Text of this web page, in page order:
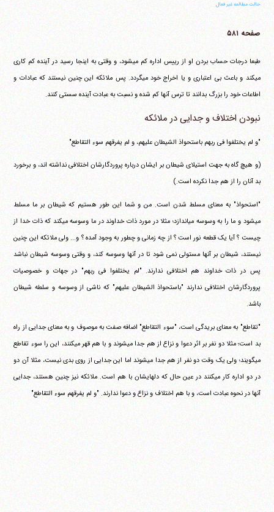
حالت مطالعه غیر فعال
صفحه ۵۸۱
طبعا درجات حساب بردن او از رییس اداره کم می‎شود، و وقتی به اینجا رسید در آینده کم کاری
می‎کند و باعث بی اعتباری و یا اخراج خود می‎گردد. پس ملائکه این چنین نیستند که عبادات و
اطاعات خود را بزرگ بدانند تا ترس آنها کم شده و نسبت به عبادت آینده سستی کنند.
نبودن اختلاف و جدایی در ملائکه
"و لم یختلفوا فی ربهم باستحواذ الشیطان علیهم، و لم یفرقهم سوء التقاطع"
(و هیچ گاه به جهت استیلای شیطان بر ایشان درباره پروردگارشان اختلافی نداشته اند، و برخورد
بد آنان را از هم جدا نکرده است.)
"استحواذ" به معنای مسلط شدن است. من و شما این طور هستیم که شیطان بر ما مسلط
می‎شود و ما را به وسوسه می‎اندازد؛ مثلا در مورد ذات خداوند در ما وسوسه می‎کند که ذات خدا از
چیست ؟ آیا یک قطعه نور است ؟ از چه زمانی و چطور به وجود آمده ؟ و... ولی ملائکه این چنین
نیستند، شیطان بر آنها مستولی نمی شود تا در آنها وسوسه کند، و وقتی وسوسه شیطان نباشد
پس در ذات خداوند هم اختلافی ندارند. "لم یختلفوا فی ربهم" در جهات و خصوصیات
پروردگارشان اختلافی ندارند "باستحواذ الشیطان علیهم" که ناشی از وسوسه و سلطه شیطان
باشد.
"تقاطع" به معنای بریدگی است، "سوء التقاطع" اضافه صفت به موصوف و به معنای جدایی از راه
بد است؛ مثلا دو نفر بر اثر دعوا و نزاع از هم جدا می‎شوند و با هم قهر می‎کنند، این را سوء تقاطع
می‎گویند؛ ولی یک وقت دو نفر از هم جدا می‎شوند اما این جدایی از روی بدی نیست، مثلا آن دو
در دو اداره کار می‎کنند در عین حال که دلهایشان با هم است. ملائکه نیز چنین هستند، جدایی
آنها در نحوه عبادت است، و با هم اختلاف و نزاع و دعوا ندارند. "و لم یفرقهم سوء التقاطع"